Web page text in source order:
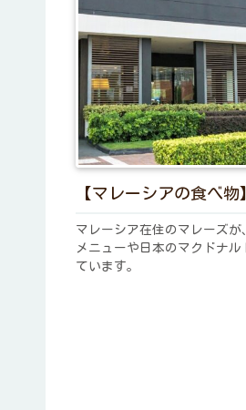
【マレーシアの食べ
マレーシア在住のマレーズ
メニューや日本のマクドナ
ています。